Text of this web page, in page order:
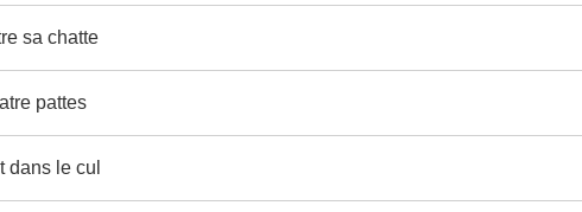
sa chatte
pattes
dans le cul